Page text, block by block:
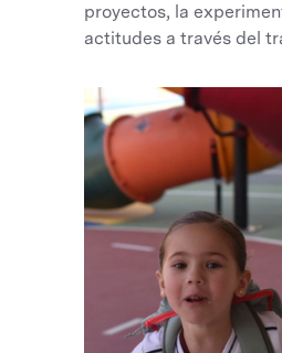
proyectos, la
actitudes a través del